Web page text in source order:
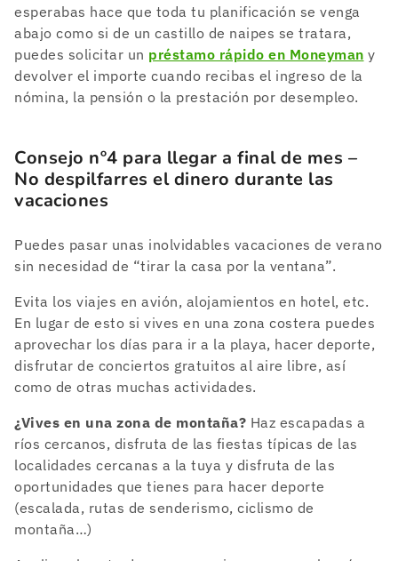
esperabas hace que toda tu planificación se venga
abajo como si de un castillo de naipes se tratara,
puedes solicitar un préstamo rápido en Moneyman y
devolver el importe cuando recibas el ingreso de la
nómina, la pensión o la prestación por desempleo.
Consejo nº4 para llegar a final de mes –
No despilfarres el dinero durante las
vacaciones
Puedes pasar unas inolvidables vacaciones de verano
sin necesidad de “tirar la casa por la ventana”.
Evita los viajes en avión, alojamientos en hotel, etc.
En lugar de esto si vives en una zona costera puedes
aprovechar los días para ir a la playa, hacer deporte,
disfrutar de conciertos gratuitos al aire libre, así
como de otras muchas actividades.
¿Vives en una zona de montaña? Haz escapadas a
ríos cercanos, disfruta de las fiestas típicas de las
localidades cercanas a la tuya y disfruta de las
oportunidades que tienes para hacer deporte
(escalada, rutas de senderismo, ciclismo de
montaña…)